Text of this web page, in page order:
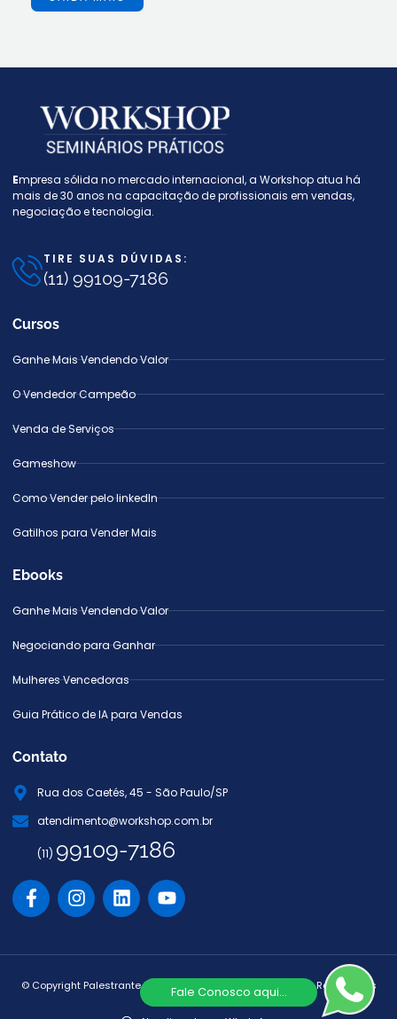
Empresa sólida no mercado internacional, a Workshop atua há
mais de 30 anos na capacitação de profissionais em vendas,
negociação e tecnologia.
TIRE SUAS DÚVIDAS:
(11) 99109-7186
Cursos
Ganhe Mais Vendendo Valor
O Vendedor Campeão
Venda de Serviços
Gameshow
Como Vender pelo linkedIn
Gatilhos para Vender Mais
Ebooks
Ganhe Mais Vendendo Valor
Negociando para Ganhar
Mulheres Vencedoras
Guia Prático de IA para Vendas
Contato
Rua dos Caetés, 45 - São Paulo/SP
atendimento@workshop.com.br
(11) 99109-7186
© Copyright Palestrante Márcio Miranda. Todos os Direitos Reservados
Fale Conosco aqui...